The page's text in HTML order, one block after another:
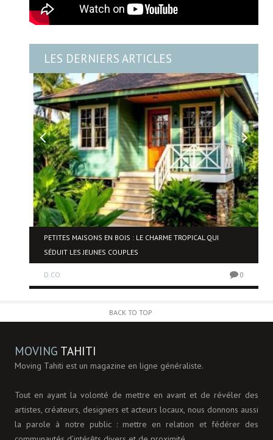
LES DERNIERS ARTICLES
PETITES MAISONS EN BOIS : LE CHARME TROPICAL QUI
SÉDUIT LES JEUNES COUPLES
D.CO 0
BACK TO TOP
MOVING TAHITI
Moving Tahiti est un magazine en ligne généraliste.
Tout en ayant la volonté de mettre en avant et de révéler des
artistes, créateurs, designers et acteurs locaux, nous donnons aussi
la parole à notre public : mettre en relation et fédérer des